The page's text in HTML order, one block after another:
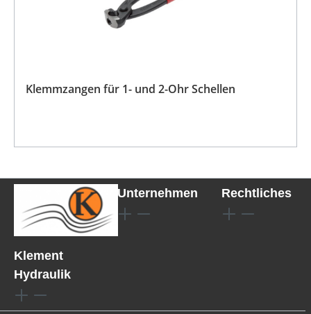
Klemmzangen für 1- und 2-Ohr Schellen
Klement
Hydraulik
Unternehmen Rechtliches